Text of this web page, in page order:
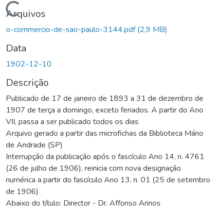
Carregando...
Arquivos
o-commercio-de-sao-paulo-3144.pdf(2,9 MB)
Data
1902-12-10
Descrição
Publicado de 17 de janeiro de 1893 a 31 de dezembro de
1907 de terça a domingo, exceto feriados. A partir do Ano
VII, passa a ser publicado todos os dias
Arquivo gerado a partir das microfichas da Biblioteca Mário
de Andrade (SP)
Interrupção da publicação após o fascículo Ano 14, n. 4761
(26 de julho de 1906), reinicia com nova designação
numérica a partir do fascículo Ano 13, n. 01 (25 de setembro
de 1906)
Abaixo do título: Director - Dr. Affonso Arinos